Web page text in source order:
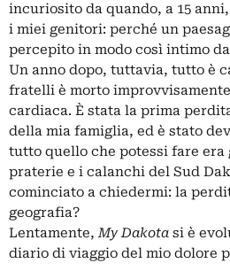
incuriosito da quando, a 15
i miei genitori: perché un
percepito in modo così intimo
Un anno dopo, tuttavia, tutto è
fratelli è morto
cardiaca. È stata la prima
della mia famiglia, ed è stato
tutto quello che potessi fare era
praterie e i calanchi del Sud
cominciato a chiedermi: la
geografia?
Lentamente,My Dakota si è
diario di viaggio del mio dolore